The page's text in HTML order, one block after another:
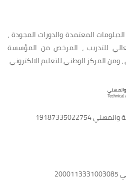
البشرية
عملي وشامل في سوق العمل
المعتمدة والدورات المجودة ،
للتدريب ، المرخص من المؤسسة
ومن المركز الوطني للتعليم الالكتروني
والمهني19187335022754
2000113331003085